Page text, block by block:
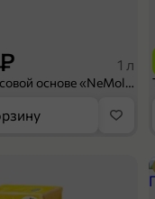
1 л
Напиток на рисовой основе «NeMoloko» «Миндальный», 1 л